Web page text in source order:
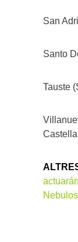
San
Santo
Tauste